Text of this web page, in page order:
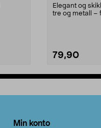
Elegant og
tre og metall –
79,90
Min konto